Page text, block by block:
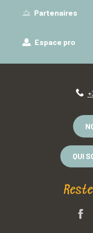
Partenaires
Espace pro
QUI